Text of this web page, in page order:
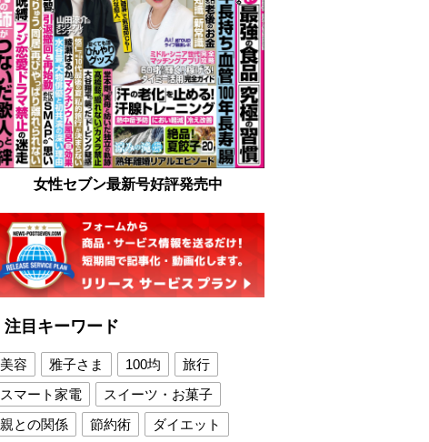
女性セブン最新号好評発売中
注目キーワード
美容 雅子さま 100均
旅行
スマート家電
スイーツ・お菓子
親との関係
節約術
ダイエット